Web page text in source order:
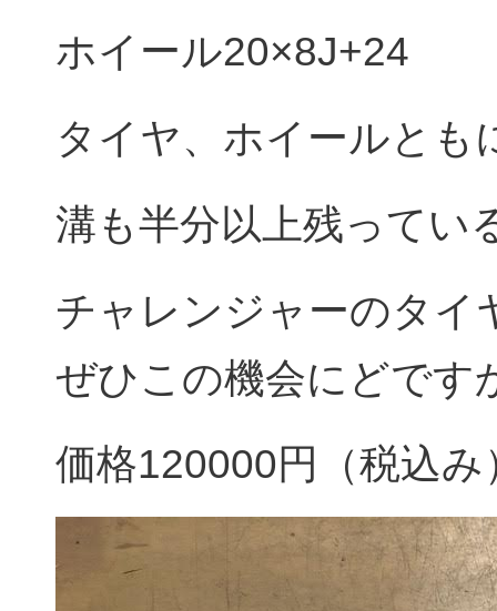
ホイール20×8J+24
タイヤ、ホイールと
溝も半分以上残ってい
チャレンジャーのタイ
ぜひこの機会にどで
価格120000円（税込み